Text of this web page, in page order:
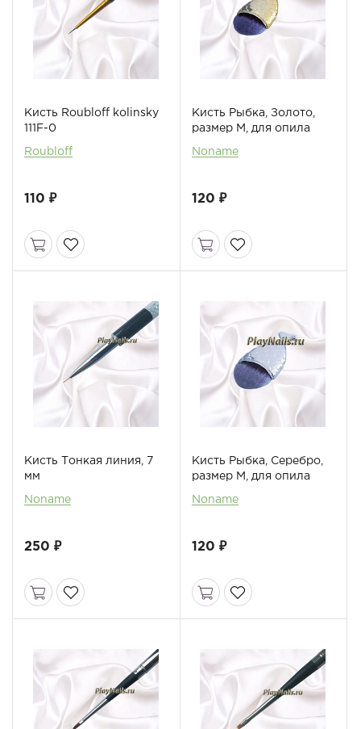
Кисть Roubloff kolinsky
111F-0
Roubloff
110 ₽
Кисть Рыбка, Золото,
размер М, для опила
Noname
120 ₽
Кисть Тонкая линия, 7
мм
Noname
250 ₽
Кисть Рыбка, Серебро,
размер М, для опила
Noname
120 ₽